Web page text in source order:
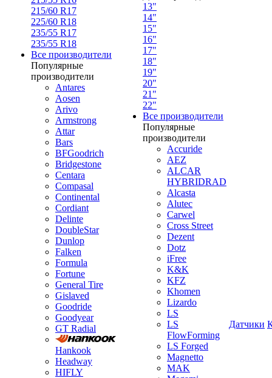
215/60 R17
225/60 R18
235/55 R17
235/55 R18
Все производители
Популярные
производители
Antares
Aosen
Arivo
Armstrong
Attar
Bars
BFGoodrich
Bridgestone
Centara
Compasal
Continental
Cordiant
Delinte
DoubleStar
Dunlop
Falken
Formula
Fortune
General Tire
Gislaved
Goodride
Goodyear
GT Radial
Hankook
Headway
HIFLY
13"
14"
15"
16"
17"
18"
19"
20"
21"
22"
Все производители
Популярные
производители
Accuride
AEZ
ALCAR
HYBRIDRAD
Alcasta
Alutec
Carwel
Cross Street
Dezent
Dotz
iFree
K&K
KFZ
Khomen
Lizardo
LS
LS
FlowForming
LS Forged
Magnetto
MAK
Датчики